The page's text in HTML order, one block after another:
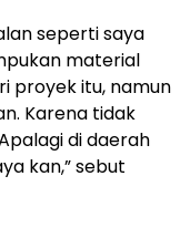
seperti saya
material
proyek itu, namun
Karena tidak
di daerah
kan,” sebut